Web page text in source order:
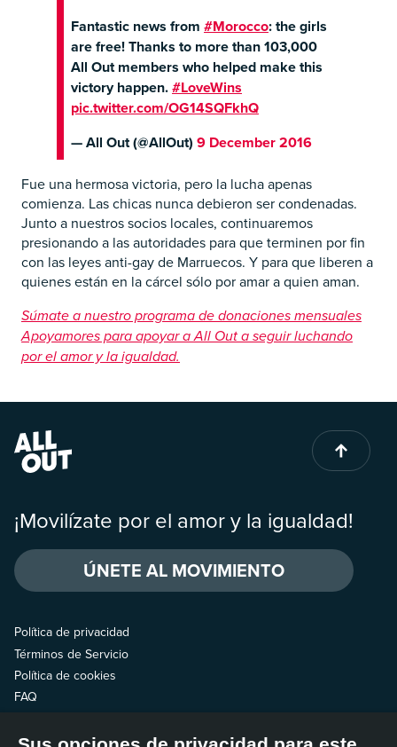
Fantastic news from #Morocco: the girls
are free! Thanks to more than 103,000
All Out members who helped make this
victory happen.#LoveWins
pic.twitter.com/OG14SQFkhQ
— All Out (@AllOut) 9 December 2016
Fue una hermosa victoria, pero la lucha apenas
comienza. Las chicas nunca debieron ser condenadas.
Junto a nuestros socios locales, continuaremos
presionando a las autoridades para que terminen por fin
con las leyes anti-gay de Marruecos. Y para que liberen a
quienes están en la cárcel sólo por amar a quien aman.
Súmate a nuestro programa de donaciones mensuales
Apoyamores para apoyar a All Out a seguir luchando
por el amor y la igualdad.
¡Movilízate por el amor y la igualdad!
ÚNETE AL MOVIMIENTO
Política de privacidad
Términos de Servicio
Política de cookies
FAQ